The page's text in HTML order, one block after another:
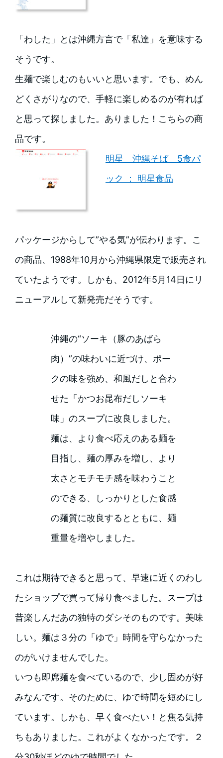
「わした」とは沖縄方言で「私達」を意味する
そうです。
生麺で楽しむのもいいと思います。でも、めん
どくさがりなので、手軽に楽しめるのが有れば
と思って探しました。ありました！こちらの商
品です。
明星 沖縄そば 5食パ
ック ： 明星食品
パッケージからして”やる気”が伝わります。こ
の商品、1988年10月から沖縄県限定で販売され
ていたようです。しかも、2012年5月14日にリ
ニューアルして新発売だそうです。
沖縄の“ソーキ（豚のあばら
肉）”の味わいに近づけ、ポー
クの味を強め、和風だしと合わ
せた「かつお昆布だしソーキ
味」のスープに改良しました。
麺は、より食べ応えのある麺を
目指し、麺の厚みを増し、より
太さとモチモチ感を味わうこと
のできる、しっかりとした食感
の麺質に改良するとともに、麺
重量を増やしました。
これは期待できると思って、早速に近くのわし
たショップで買って帰り食べました。スープは
昔楽しんだあの独特のダシそのものです。美味
しい。麺は３分の「ゆで」時間を守らなかった
のがいけませんでした。
いつも即席麺を食べているので、少し固めが好
みなんです。そのために、ゆで時間を短めにし
ています。しかも、早く食べたい！と焦る気持
ちもありました。これがよくなかったです。２